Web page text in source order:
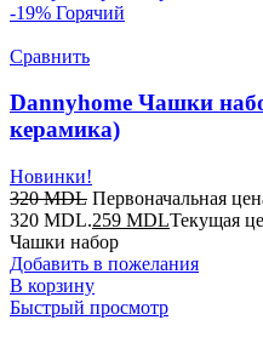
-19% Горячий
Сравнить
Dannyhome Чашки
керамика)
Новинки!
320MDL Первоначальная
320 MDL.259 MDLТекущая
Чашки набор
Добавить в пожелания
В корзину
Быстрый просмотр